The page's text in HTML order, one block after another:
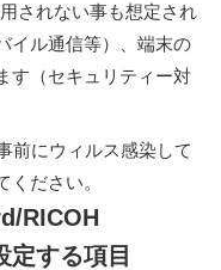
されない事も想定され
イル通信等）、端末の
す（セキュリティー対
前にウィルス感染して
ださい。
RICOH
する項目